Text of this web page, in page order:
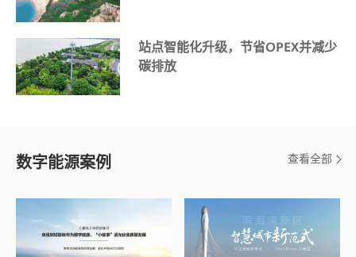
站点智能化升级，节省OPEX并减少
碳排放
数字能源案例 查看全部